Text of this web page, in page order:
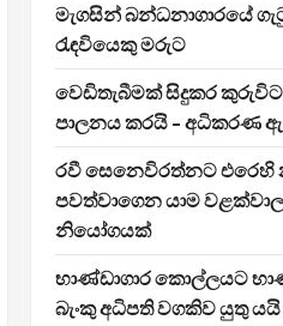
මැගසින් බන්ධනාගාරයේ
රැඳවියෙකු මරුට
වෙඩිතැබීමක් සිදුකර
පාලනය කරයි – අධිකරණ
රවී සෙනෙවිරත්නට එරෙහි
පවත්වාගෙන යාම
නියෝගයක්
භාණ්ඩාගාර කොල්ලයට
බැංකු අධිපති වගකිව යුතු යයි